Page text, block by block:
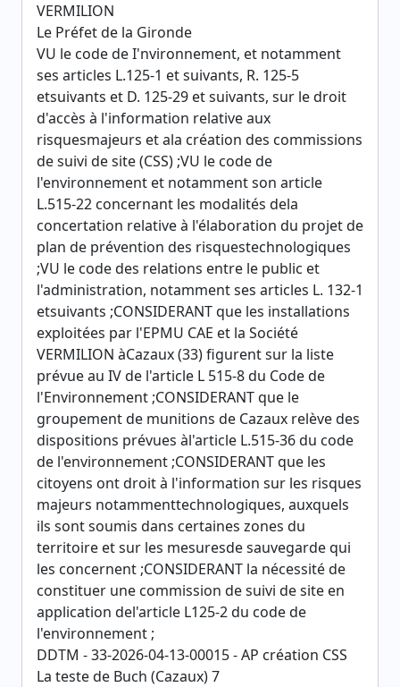
VERMILION
Le Préfet de la Gironde
VU le code de I'nvironnement, et notamment
ses articles L.125-1 et suivants, R. 125-5
etsuivants et D. 125-29 et suivants, sur le droit
d'accès à l'information relative aux
risquesmajeurs et ala création des commissions
de suivi de site (CSS) ;VU le code de
l'environnement et notamment son article
L.515-22 concernant les modalités dela
concertation relative à l'élaboration du projet de
plan de prévention des risquestechnologiques
;VU le code des relations entre le public et
l'administration, notamment ses articles L. 132-1
etsuivants ;CONSIDERANT que les installations
exploitées par l'EPMU CAE et la Société
VERMILION àCazaux (33) figurent sur la liste
prévue au IV de l'article L 515-8 du Code de
l'Environnement ;CONSIDERANT que le
groupement de munitions de Cazaux relève des
dispositions prévues àl'article L.515-36 du code
de l'environnement ;CONSIDERANT que les
citoyens ont droit à l'information sur les risques
majeurs notammenttechnologiques, auxquels
ils sont soumis dans certaines zones du
territoire et sur les mesuresde sauvegarde qui
les concernent ;CONSIDERANT la nécessité de
constituer une commission de suivi de site en
application del'article L125-2 du code de
l'environnement ;
DDTM - 33-2026-04-13-00015 - AP création CSS
La teste de Buch (Cazaux) 7